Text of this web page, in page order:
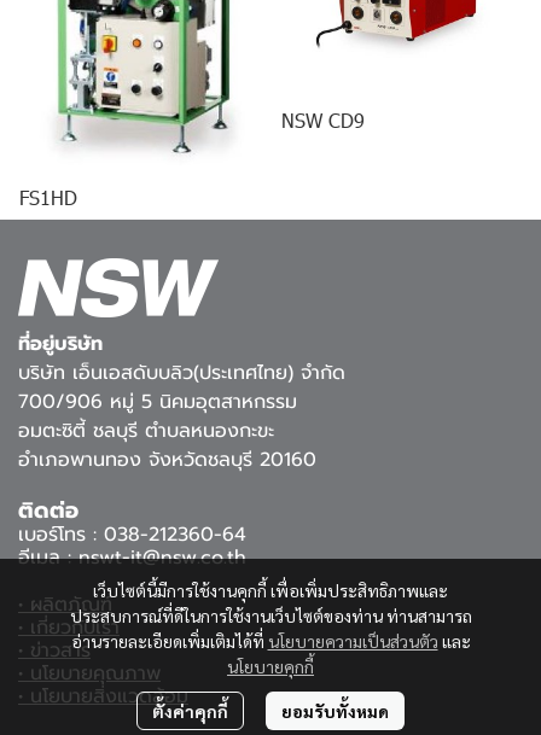
FS1HD
NSW CD9
เว็บไซต์นี้มีการใช้งานคุกกี้ เพื่อเพิ่มประสิทธิภาพและ
ประสบการณ์ที่ดีในการใช้งานเว็บไซต์ของท่าน ท่านสามารถ
อ่านรายละเอียดเพิ่มเติมได้ที่ นโยบายความเป็นส่วนตัว และ
นโยบายคุกกี้
ตั้งค่าคุกกี้ ยอมรับทั้งหมด
ที่อยู่บริษัท
บริษัท เอ็นเอสดับบลิว(ประเทศไทย) จำกัด
700/906 หมู่ 5 นิคมอุตสาหกรรม
อมตะซิตี้ ชลบุรี ตำบลหนองกะขะ
อำเภอพานทอง จังหวัดชลบุรี 20160
ติดต่อ
เบอร์โทร : 038-212360-64
อีเมล : nswt-it@nsw.co.th
• ผลิตภัณฑ์
• เกี่ยวกับเรา
• ข่าวสาร
• นโยบายคุณภาพ
• นโยบายสิ่งแวดล้อม